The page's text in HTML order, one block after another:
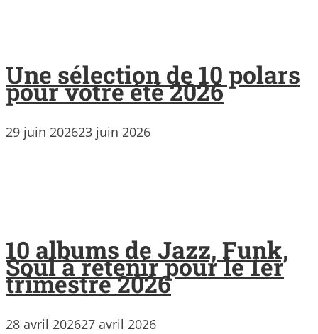
Une sélection de 10 polars
pour votre été 2026
29 juin 202623 juin 2026
10 albums de Jazz, Funk,
Soul à retenir pour le 1er
trimestre 2026
28 avril 202627 avril 2026